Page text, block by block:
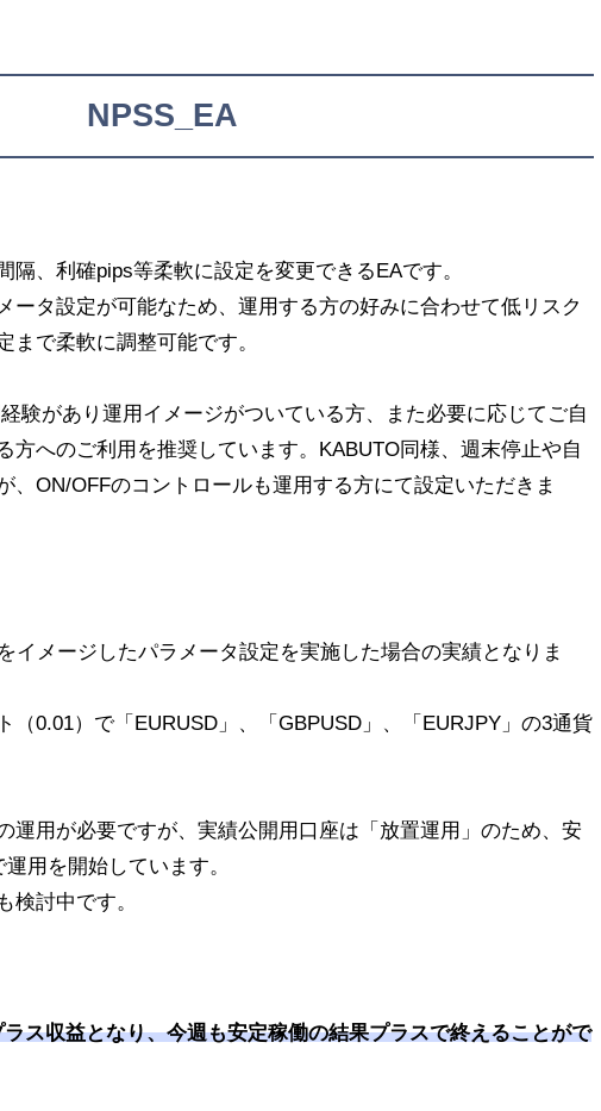
NPSS_EA
隔、利確pips等柔軟に設定を変更できるEAです。
ータ設定が可能なため、運用する方の好みに合わせて低リスク
まで柔軟に調整可能です。
験があり運用イメージがついている方、また必要に応じてご自
方へのご利用を推奨しています。KABUTO同様、週末停止や自
、ON/OFFのコントロールも運用する方にて設定いただきま
イメージしたパラメータ設定を実施した場合の実績となりま
（0.01）で「EURUSD」、「GBPUSD」、「EURJPY」の3通貨
運用が必要ですが、実績公開用口座は「放置運用」のため、安
用を開始しています。
検討中です。
ス収益となり、今週も安定稼働の結果プラスで終えることがで